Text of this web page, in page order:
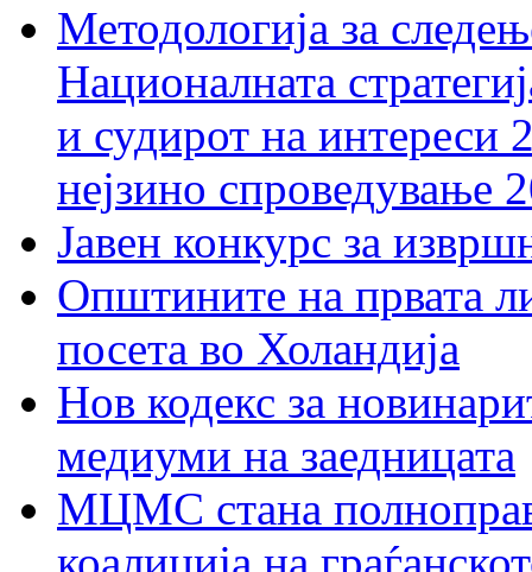
Методологија за
Националната
и судирот на интереси
нејзино спроведување
Јавен конкурс за
Општините на првата
посета во Холандија
Нов кодекс за
медиуми на заедницата
МЦМС стана
коалиција на